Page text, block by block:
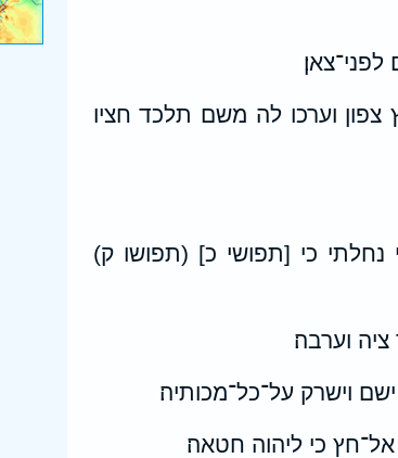
צפון וערכו לה משם תלכד חציו
כי [תפושי כ] (תפושו ק)
וערבה׃
וישרק על־כל־מכותיה׃
כי ליהוה חטאה׃